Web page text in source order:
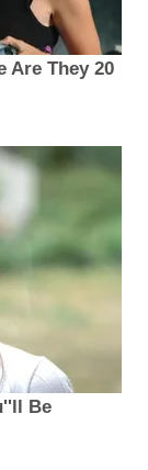
Are They 20
Be